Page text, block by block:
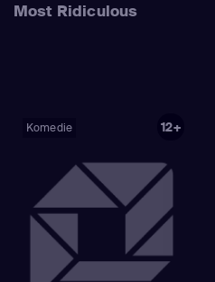
Most Ridiculous
Komedie 12+